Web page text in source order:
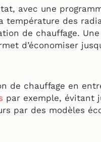
avec une
température des
de chauffage.
d’économiser
de chauffage en
par exemple, évitant
par des modèles